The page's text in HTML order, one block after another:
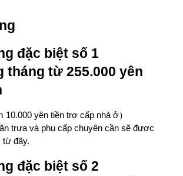
đặc biệt số 1
tháng từ 255.000 yên
10.000 yên tiền trợ cấp nhà ở）
trưa và phụ cấp chuyên cần sẽ được
từ đây.
đặc biệt số 2